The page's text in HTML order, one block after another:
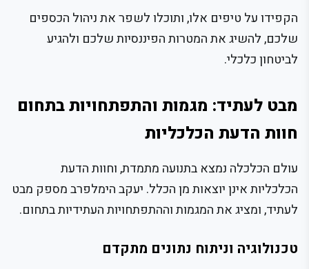
הקפידו על טיפים אלו, ותוכלו לשפר את ניהול הכספים
שלכם, להשיג את המטרות הפיננסיות שלכם ולהגיע
לביטחון כלכלי.
מבט לעתיד: מגמות והתפתחויות בתחום
חוות הדעת הכלכליות
עולם הכלכלה נמצא בתנועה מתמדת, וחוות הדעת
הכלכליות אינן יוצאות מן הכלל. יעקב הימלפרב מספק מבט
לעתיד, ומציג את המגמות וההתפתחויות העתידיות בתחום.
טכנולוגיה וניתוח נתונים מתקדם